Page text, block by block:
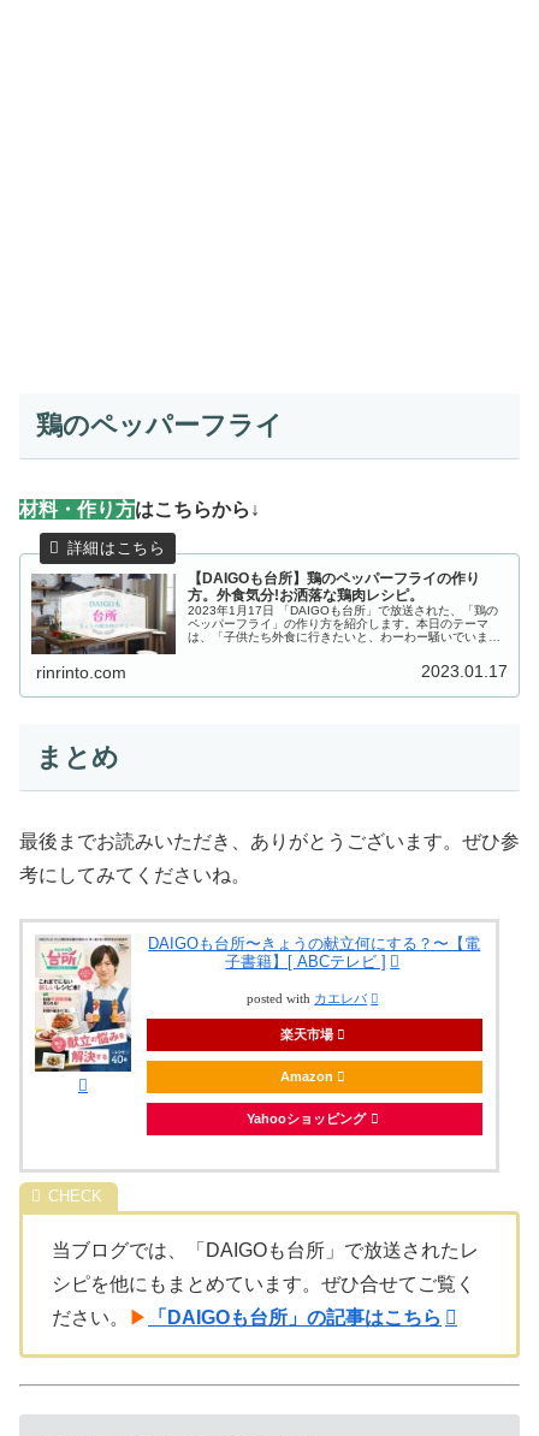
鶏のペッパーフライ
材料・作り方はこちらから↓
【DAIGOも台所】鶏のペッパーフライの作り
方。外食気分!お洒落な鶏肉レシピ。
2023年1月17日 「DAIGOも台所」で放送された、「鶏の
ペッパーフライ」の作り方を紹介します。本日のテーマ
は、「子供たち外食に行きたいと、わーわー騒いでいます
rinrinto.com 2023.01.17
まとめ
最後までお読みいただき、ありがとうございます。ぜひ参
考にしてみてくださいね。
DAIGOも台所〜きょうの献立何にする？〜【電
子書籍】[ ABCテレビ ]
posted with カエレバ
楽天市場
Amazon
Yahooショッピング
当ブログでは、「DAIGOも台所」で放送されたレ
シピを他にもまとめています。ぜひ合せてご覧く
ださい。
▶ 「DAIGOも台所」の記事はこちら